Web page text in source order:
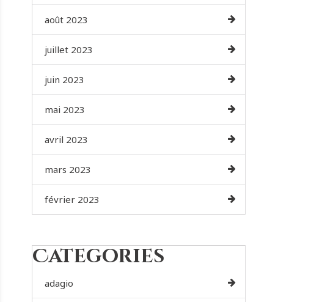
août 2023
juillet 2023
juin 2023
mai 2023
avril 2023
mars 2023
février 2023
Categories
adagio